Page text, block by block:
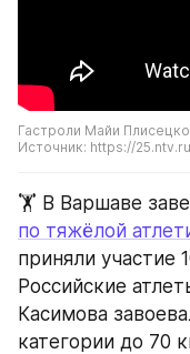
Гастроли Майи
Источник: https://
🏋️ В Варшаве
по тяжёлой
приняли участие
Российские
Касимова
категории до 70